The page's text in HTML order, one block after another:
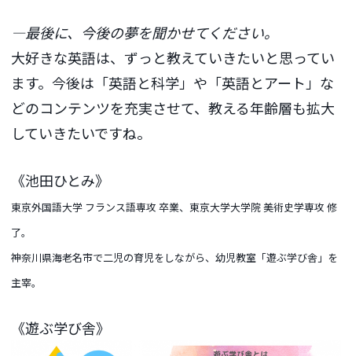
―最後に、今後の夢を聞かせてください。
大好きな英語は、ずっと教えていきたいと思ってい
ます。今後は「英語と科学」や「英語とアート」な
どのコンテンツを充実させて、教える年齢層も拡大
していきたいですね。
《池田ひとみ》
東京外国語大学 フランス語専攻 卒業、東京大学大学院 美術史学専攻 修
了。
神奈川県海老名市で二児の育児をしながら、幼児教室「遊ぶ学び舎」を
主宰。
《遊ぶ学び舎》